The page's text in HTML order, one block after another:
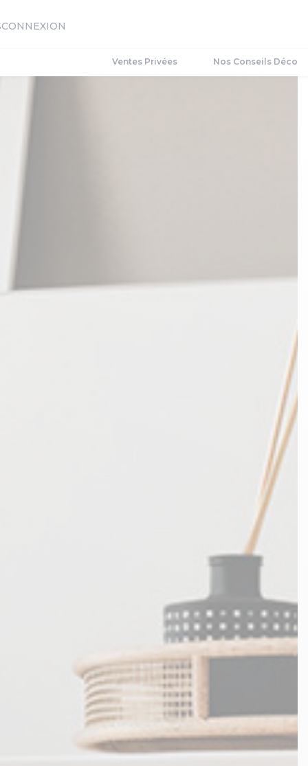
CONNEXION
Ventes Privées Nos Conseils Déco